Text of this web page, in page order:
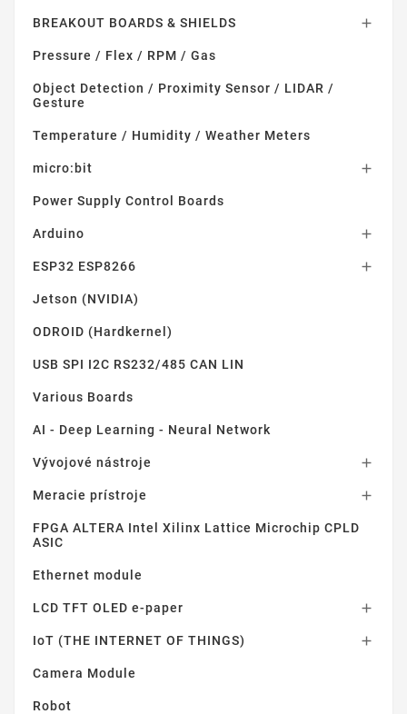
BREAKOUT BOARDS & SHIELDS 
Pressure / Flex / RPM / Gas
Object Detection / Proximity Sensor / LIDAR /
Gesture
Temperature / Humidity / Weather Meters
micro:bit 
Power Supply Control Boards
Arduino 
ESP32 ESP8266 
Jetson (NVIDIA)
ODROID (Hardkernel)
USB SPI I2C RS232/485 CAN LIN
Various Boards
AI - Deep Learning - Neural Network
Vývojové nástroje 
Meracie prístroje 
FPGA ALTERA Intel Xilinx Lattice Microchip CPLD
ASIC
Ethernet module
LCD TFT OLED e-paper 
IoT (THE INTERNET OF THINGS) 
Camera Module
Robot